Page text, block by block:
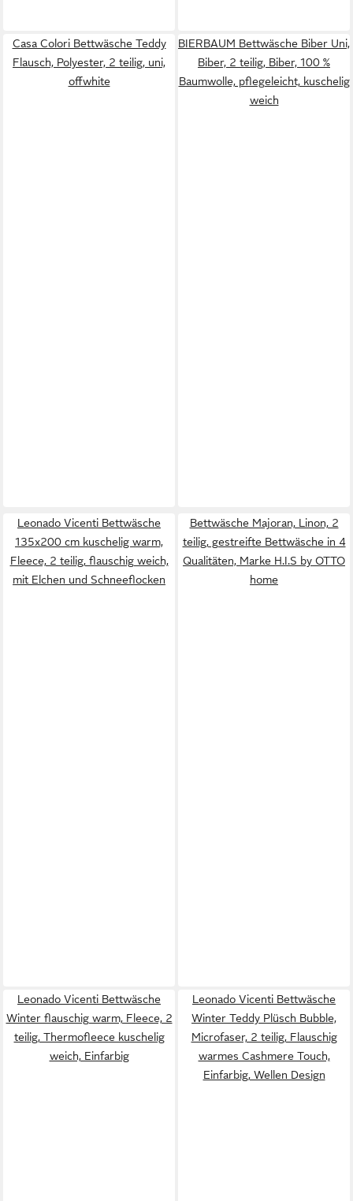
Casa Colori Bettwäsche Teddy
Flausch, Polyester, 2 teilig, uni,
offwhite
BIERBAUM Bettwäsche Biber Uni,
Biber, 2 teilig, Biber, 100 %
Baumwolle, pflegeleicht, kuschelig
weich
Leonado Vicenti Bettwäsche
135x200 cm kuschelig warm,
Fleece, 2 teilig, flauschig weich,
mit Elchen und Schneeflocken
Bettwäsche Majoran, Linon, 2
teilig, gestreifte Bettwäsche in 4
Qualitäten, Marke H.I.S by OTTO
home
Leonado Vicenti Bettwäsche
Winter flauschig warm, Fleece, 2
teilig, Thermofleece kuschelig
weich, Einfarbig
Leonado Vicenti Bettwäsche
Winter Teddy Plüsch Bubble,
Microfaser, 2 teilig, Flauschig
warmes Cashmere Touch,
Einfarbig, Wellen Design